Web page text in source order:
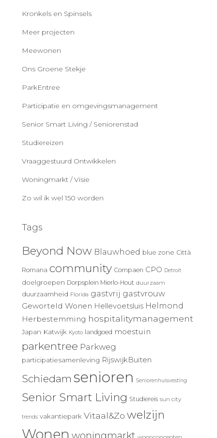
Kronkels en Spinsels
Meer projecten
Meewonen
Ons Groene Stekje
ParkEntree
Participatie en omgevingsmanagement
Senior Smart Living / Seniorenstad
Studiereizen
Vraaggestuurd Ontwikkelen
Woningmarkt / Visie
Zo wil ik wel 150 worden
Tags
Beyond Now Blauwhoed blue zone Città
Romana community Compaen CPO Detroit
doelgroepen Dorpsplein Mierlo-Hout duurzaam
duurzaamheid Florida gastvrij gastvrouw
Geworteld Wonen Hellevoetsluis Helmond
Herbestemming hospitalitymanagement
Japan Katwijk Kyoto landgoed moestuin
parkentree Parkweg
participatiesamenleving RijswijkBuiten
Schiedam senioren Seniorenhuisvesting
Senior Smart Living Studiereis sun city
trends vakantiepark Vitaal&Zo welzijn
Wonen woningmarkt